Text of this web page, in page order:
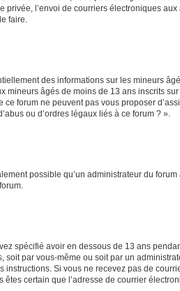
privée, l’envoi de courriers électroniques aux
faire.
des informations sur les mineurs
âgés de moins de 13 ans inscrits sur
forum ne peuvent pas vous proposer
ou d’ordres légaux liés à ce forum ? ».
possible qu’un administrateur du forum
spécifié avoir en dessous de 13 ans
par vous-même ou soit par un
Si vous ne recevez pas de
certain que l’adresse de courrier